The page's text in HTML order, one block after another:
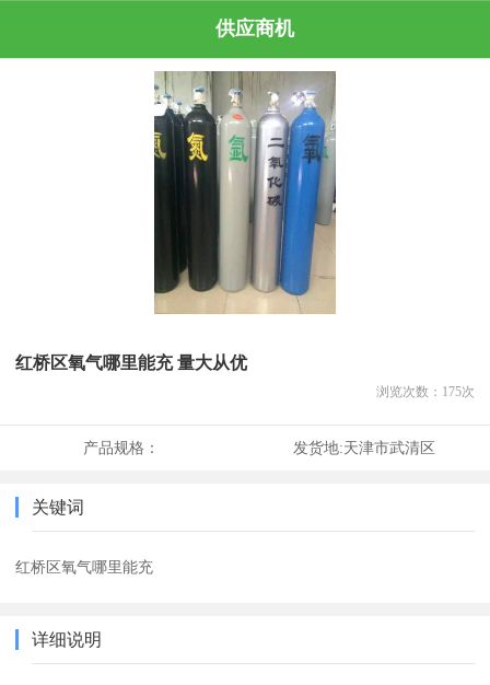
供应商机
红桥区氧气哪里能充 量大从优
浏览次数： 175次
产品规格： 发货地:天津市武清区
关键词
红桥区氧气哪里能充
详细说明